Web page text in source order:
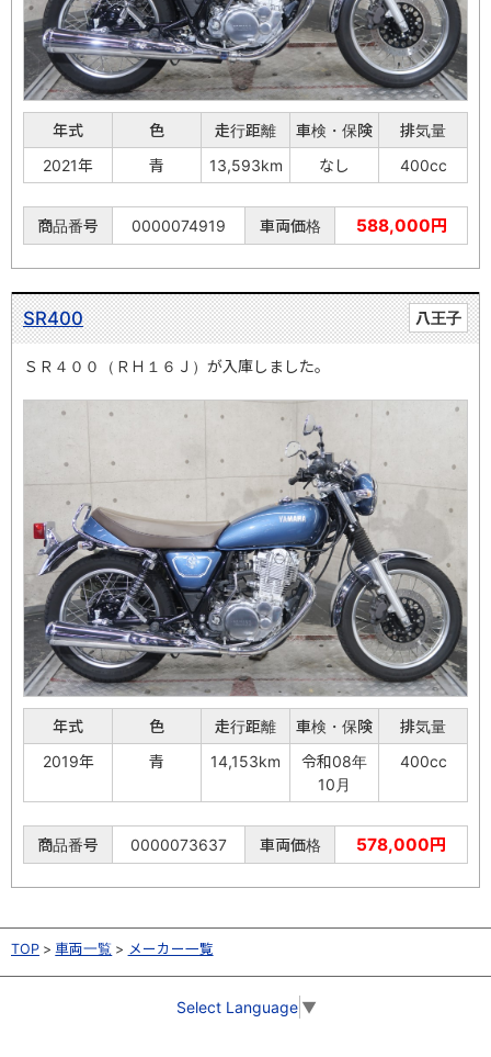
年式 色 走行距離 車検・保険
排気量
2021年
青 13,593km なし 400cc
商品番号 0000074919 車両価格 588,000円
八王子
SR400
ＳＲ４００（ＲＨ１６Ｊ）が入庫しました。
年式 色 走行距離 車検・保険
排気量
2019年
青 14,153km
令和08年
10月
400cc
商品番号 0000073637 車両価格 578,000円
TOP 車両一覧 メーカー一覧
Select Language ▼